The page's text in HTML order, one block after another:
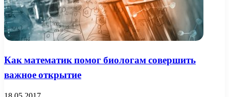
Как математик помог биологам совершить
важное открытие